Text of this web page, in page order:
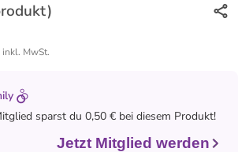
inkl. MwSt.
sparst du 0,50 € bei diesem Produkt!
Jetzt Mitglied werden